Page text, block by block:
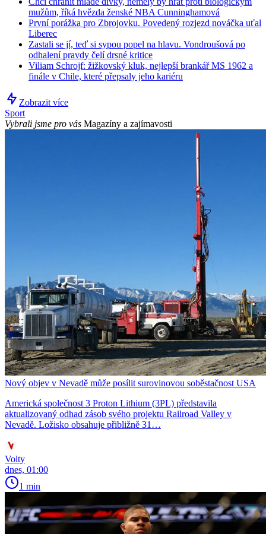
mužům, říká hvězda ženské NBA Cunninghamová
První porážka pro Zbrojovku. Povedený rozjezd nováčka uťal
Liberec
Zastali se jí, teď si sypou popel na hlavu. Vondroušová po
odhalení pravdy čelí drsné kritice
Viliam Schrojf: žižkovský kluk, nejlepší brankář MS 1962 a
finále v Chile, které přepsaly jeho kariéru
Zobrazit více
Sport
Vybrali jsme pro vás Magazíny a zajímavosti
Nový objev v Nevadě může posílit surovinovou soběstačnost USA
Americká společnost 3 Proton Lithium (3PL) představila
aktualizovaný odhad zásob svého projektu Railroad Valley v
Nevadě. Ložisko obsahuje přibližně 31…
Volty
dnes, 01:00
1 min